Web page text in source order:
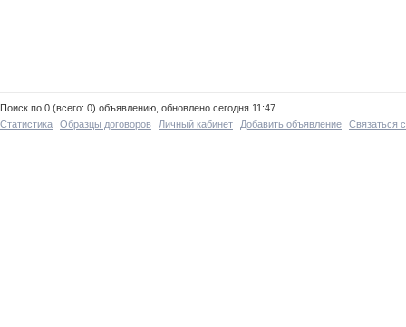
Поиск по 0 (всего: 0) объявлению, обновлено сегодня 11:47
Статистика
Образцы договоров Личный кабинет Добавить объявление Связаться